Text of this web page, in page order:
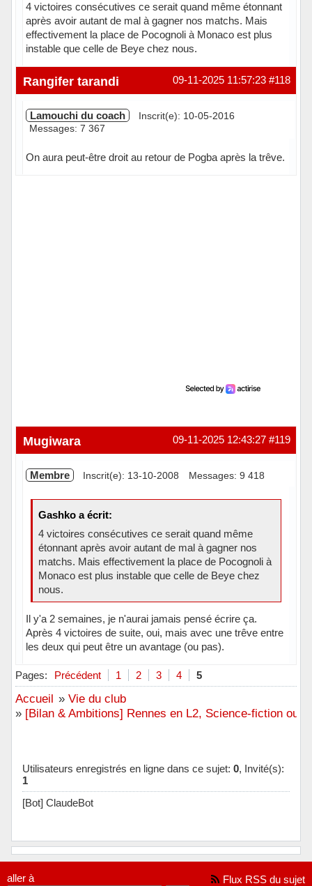
4 victoires consécutives ce serait quand même étonnant
après avoir autant de mal à gagner nos matchs. Mais
effectivement la place de Pocognoli à Monaco est plus
instable que celle de Beye chez nous.
Hors ligne #118
09-11-2025 11:57:23
Rangifer tarandi
Lamouchi du coach
Inscrit(e): 10-05-2016
Messages: 7 367
On aura peut-être droit au retour de Pogba après la trêve.
#119
09-11-2025 12:43:27
Mugiwara
Membre Inscrit(e): 13-10-2008 Messages: 9 418
Gashko a écrit:
4 victoires consécutives ce serait quand même
étonnant après avoir autant de mal à gagner nos
matchs. Mais effectivement la place de Pocognoli à
Monaco est plus instable que celle de Beye chez
nous.
Il y'a 2 semaines, je n'aurai jamais pensé écrire ça.
Après 4 victoires de suite, oui, mais avec une trêve entre
les deux qui peut être un avantage (ou pas).
En ligne
Pages: Précédent 1 2 3 4 5
Accueil » Vie du club
» [Bilan & Ambitions] Rennes en L2, Science-fiction ou
Utilisateurs enregistrés en ligne dans ce sujet: 0, Invité(s):
1
[Bot] ClaudeBot
aller à Flux RSS du sujet